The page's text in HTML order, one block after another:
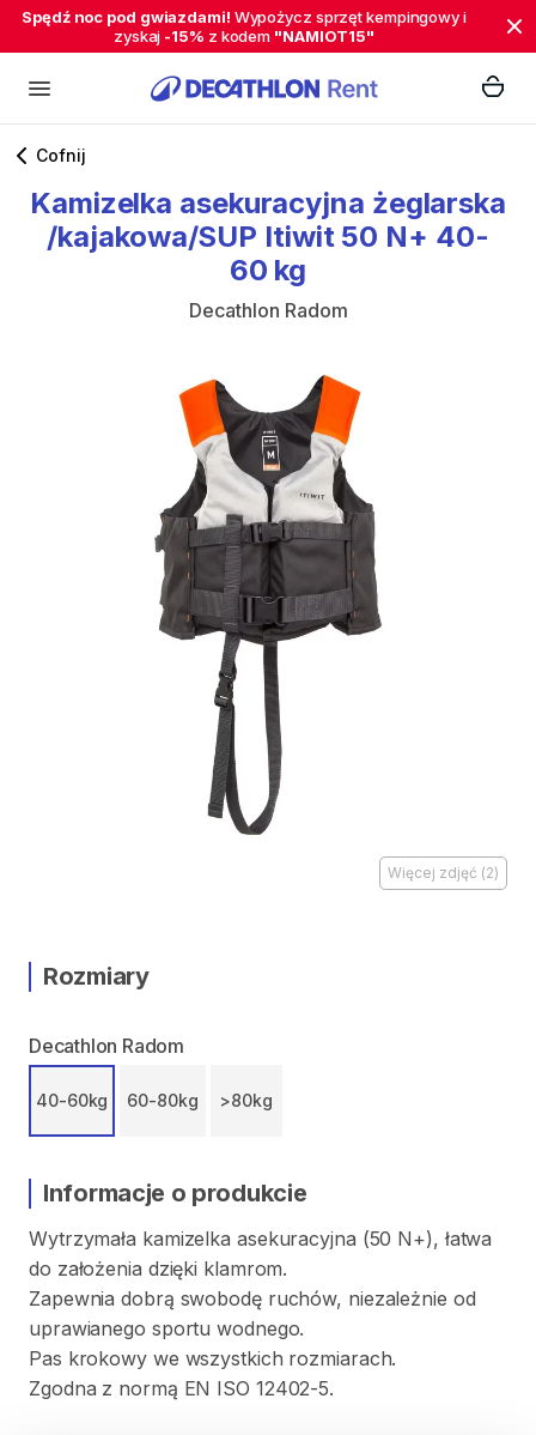
Spędź noc pod gwiazdami! Wypożycz sprzęt kempingowy i
zyskaj -15% z kodem "NAMIOT15"
Cofnij
Kamizelka asekuracyjna żeglarska
/​kajakowa​/​SUP Itiwit 50 N+ 40-
60 kg
Decathlon Radom
Więcej zdjęć (2)
Rozmiary
Decathlon Radom
40-60kg 60-80kg >80kg
Informacje o produkcie
Wytrzymała kamizelka asekuracyjna (50 N+)​,​ łatwa
do założenia dzięki klamrom.
Zapewnia dobrą swobodę ruchów​​,​ niezależnie od
uprawianego sportu wodnego.
Pas krokowy we wszystkich rozmiarach.
Zgodna z normą EN ISO 12402-5.